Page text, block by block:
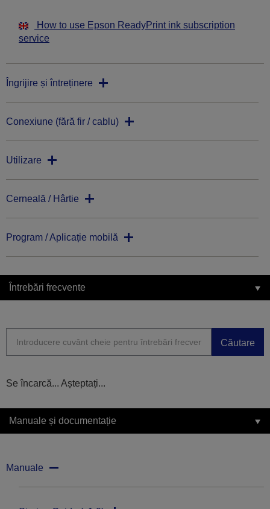
How to use Epson ReadyPrint ink subscription
service
Îngrijire și întreținere
Conexiune (fără fir / cablu)
Utilizare
Cerneală / Hârtie
Program / Aplicație mobilă
Întrebări frecvente
Căutare
Se încarcă... Așteptați...
Manuale și documentație
Manuale